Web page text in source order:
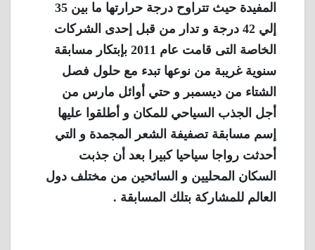
المفيدة حيث تتراوح درجة حرارتها ما بين 35
إلي 42 درجة و تدار من قبل إحدى الشركات
الخاصة التى قامت عام 2011 بإبتكار مسابقة
سنوية غريبة من نوعها تبدء مع حلول فصل
الشتاء من ديسمبر و حتي أوائل مارس من
أجل الجذب السياحي للمكان و أطلقوا عليها
إسم مسابقة تصفيفة الشعر المجمدة و التي
أحدثت رواجا سياحيا كبيرا بعد أن جذبت
السكان المحليين و السائحين من مختلف دول
العالم للمشاركة بتلك المسابقة .